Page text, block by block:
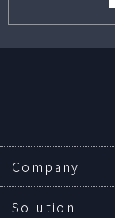
Company
Solution